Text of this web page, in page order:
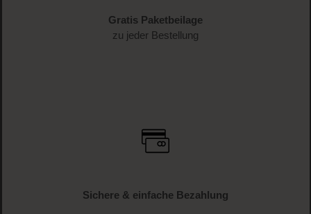
Gratis Paketbeilage
zu jeder Bestellung
Sichere & einfache Bezahlung